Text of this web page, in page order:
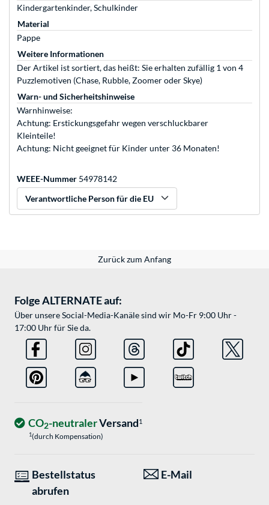
Kindergartenkinder, Schulkinder
Material
Pappe
Weitere Informationen
Der Artikel ist sortiert, das heißt: Sie erhalten zufällig 1 von 4
Puzzlemotiven (Chase, Rubble, Zoomer oder Skye)
Warn- und Sicherheitshinweise
Warnhinweise:
Achtung: Erstickungsgefahr wegen verschluckbarer
Kleinteile!
Achtung: Nicht geeignet für Kinder unter 36 Monaten!
WEEE-Nummer 54978142
Verantwortliche Person für die EU
Zurück zum Anfang
Folge ALTERNATE auf:
Über unsere Social-Media-Kanäle sind wir Mo-Fr 9:00 Uhr -
17:00 Uhr für Sie da.
CO2-neutralerVersand1
1(durch Kompensation)
Bestellstatus
abrufen
E-Mail